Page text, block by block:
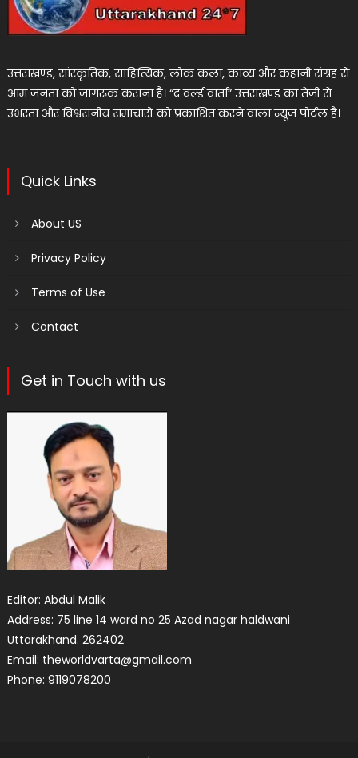
उत्तराखण्ड, सांस्कृतिक, साहित्यिक, लोक कला, काव्य और कहानी संग्रह से
आम जनता को जागरूक कराना है। “द वर्ल्ड वार्ता” उत्तराखण्ड का तेजी से
उभरता और विश्वसनीय समाचारों को प्रकाशित करने वाला न्यूज पोर्टल है।
Quick Links
About US
Privacy Policy
Terms of Use
Contact
Get in Touch with us
Editor: Abdul Malik
Address: 75 line 14 ward no 25 Azad nagar haldwani
Uttarakhand. 262402
Email: theworldvarta@gmail.com
Phone: 9119078200